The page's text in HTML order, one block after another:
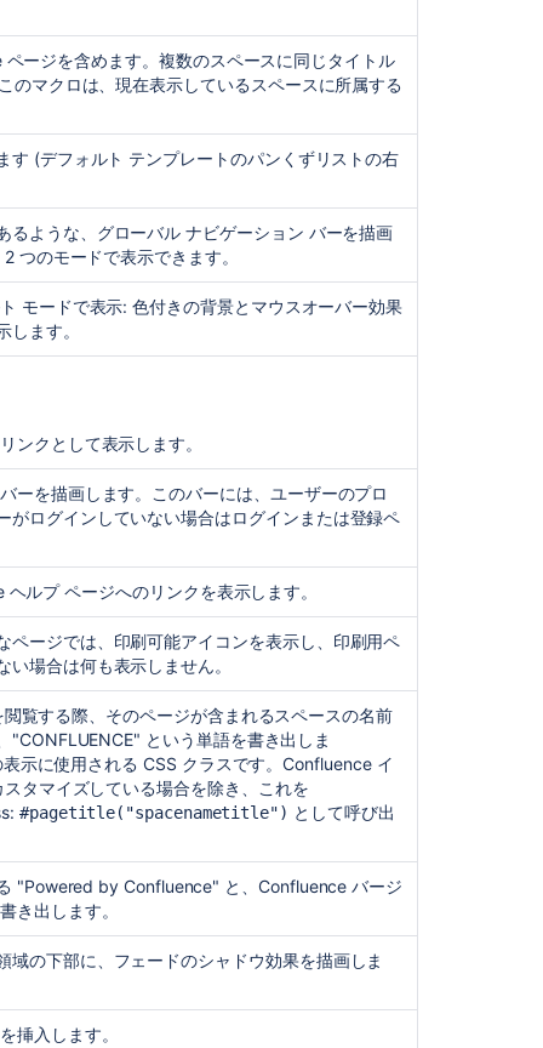
ージを含めます。複数のスペースに同じタイトル
のマクロは、現在表示しているスペースに所属する
す (デフォルト テンプレートのパンくずリストの右
るような、グローバル ナビゲーション バーを描画
つのモードで表示できます。
モードで表示: 色付きの背景とマウスオーバー効果
ます。
ンクとして表示します。
ーを描画します。このバーには、ユーザーのプロ
がログインしていない場合はログインまたは登録ペ
ルプ ページへのリンクを表示します。
ページでは、印刷可能アイコンを表示し、印刷用ペ
場合は何も表示しません。
覧する際、そのページが含まれるスペースの名前
"CONFLUENCE" という単語を書き出しま
示に使用される CSS クラスです。Confluence イ
タマイズしている場合を除き、これを
#pagetitle("spacenametitle") として呼び出
"Powered by Confluence" と、Confluence バージ
き出します。
域の下部に、フェードのシャドウ効果を描画しま
挿入します。